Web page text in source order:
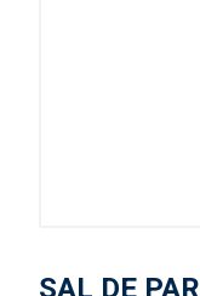
SAL DE